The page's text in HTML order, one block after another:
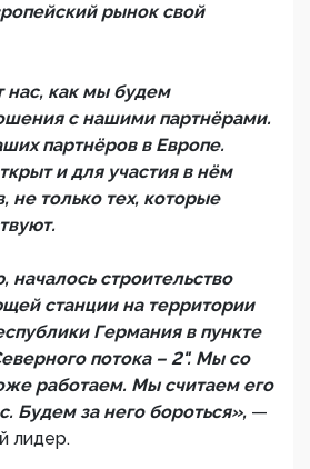
рынок свой
нас, как мы будем
с нашими партнёрами.
партнёров в Европе.
и для участия в нём
не только тех, которые
началось строительство
станции на территории
Германия в пункте
потока – 2". Мы со
работаем. Мы считаем его
Будем за него бороться», —
лидер.